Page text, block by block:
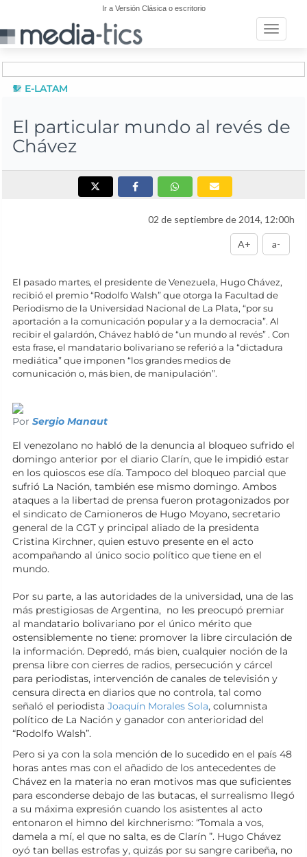
Ir a Versión Clásica o escritorio
Toggle
E-LATAM
El particular mundo al revés de
Chávez
02 de septiembre de 2014, 12:00h
A+ a-
El pasado martes, el presidente de Venezuela, Hugo Chávez,
recibió el premio “Rodolfo Walsh” que otorga la Facultad de
Periodismo de la Universidad Nacional de La Plata, “por su
aportación a la comunicación popular y a la democracia”. Al
recibir el galardón, Chávez habló de “un mundo al revés” . Con
esta frase, el mandatario bolivariano se referió a la “dictadura
mediática” que imponen “los grandes medios de
comunicación o, más bien, de manipulación”.
Por Sergio Manaut
El venezolano no habló de la denuncia al bloqueo sufrido el
domingo anterior por el diario Clarín, que le impidió estar
en los quioscos ese día. Tampoco del bloqueo parcial que
sufrió La Nación, también ese mismo domingo. Ambos
ataques a la libertad de prensa fueron protagonizados por
el sindicato de Camioneros de Hugo Moyano, secretario
general de la CGT y principal aliado de la presidenta
Cristina Kirchner, quien estuvo presente en el acto
acompañando al único socio político que tiene en el
mundo.
Por su parte, a las autoridades de la universidad, una de las
más prestigiosas de Argentina, no les preocupó premiar
al mandatario bolivariano por el único mérito que
ostensiblemente no tiene: promover la libre circulación de
la información. Depredó, más bien, cualquier noción de la
prensa libre con cierres de radios, persecución y cárcel
para periodistas, intervención de canales de televisión y
censura directa en diarios que no controla, tal como
señaló el periodista Joaquín Morales Sola, columnista
político de La Nación y ganador con anterioridad del
“Rodolfo Walsh”.
Pero si ya con la sola mención de lo sucedido en el país 48
horas antes mas con el añadido de los antecedentes de
Chávez en la materia no eran motivos mas que suficientes
para esconderse debajo de las butacas, el surrealismo llegó
a su máxima expresión cuando los asistentes al acto
entonaron el himno del kirchnerismo: “Tomala a vos,
damela a mí, el que no salta, es de Clarín ”. Hugo Chávez
oyó tan bellas estrofas y, quizás por su sangre caribeña, no